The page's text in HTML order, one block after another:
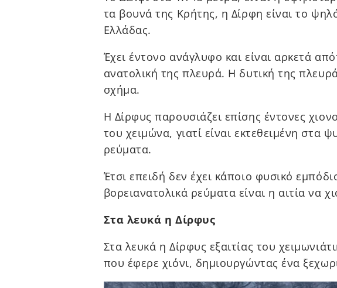
τα βουνά της Κρήτης, η Δίρφη είναι το
Ελλάδας.
Έχει έντονο ανάγλυφο και είναι αρκετά
ανατολική της πλευρά. Η δυτική της
σχήμα.
Η Δίρφυς παρουσιάζει επίσης έντονες
του χειμώνα, γιατί είναι εκτεθειμένη στα
ρεύματα.
Έτσι επειδή δεν έχει κάποιο φυσικό
βορειανατολικά ρεύματα είναι η αιτία να
Στα λευκά η Δίρφυς
Στα λευκά η Δίρφυς εξαιτίας του
που έφερε χιόνι, δημιουργώντας ένα